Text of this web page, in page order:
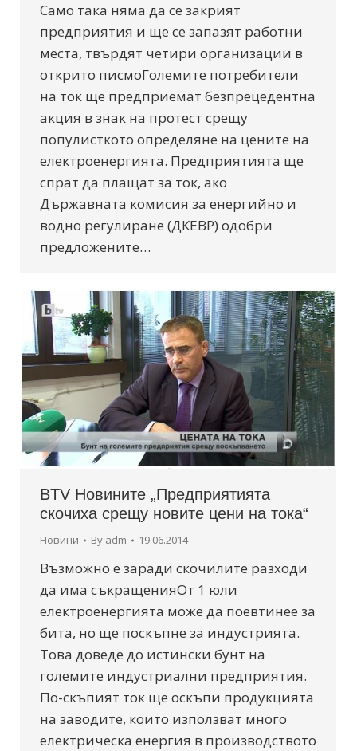
Само така няма да се закрият
предприятия и ще се запазят работни
места, твърдят четири организации в
открито писмоГолемите потребители
на ток ще предприемат безпрецедентна
акция в знак на протест срещу
популисткото определяне на цените на
електроенергията. Предприятията ще
спрат да плащат за ток, ако
Държавната комисия за енергийно и
водно регулиране (ДКЕВР) одобри
предложените…
BTV Новините „Предприятията
скочиха срещу новите цени на тока“
Новини By adm 19.06.2014
Възможно е заради скочилите разходи
да има съкращенияОт 1 юли
електроенергията може да поевтинее за
бита, но ще поскъпне за индустрията.
Това доведе до истински бунт на
големите индустриални предприятия.
По-скъпият ток ще оскъпи продукцията
на заводите, които използват много
електрическа енергия в производството